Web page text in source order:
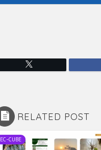
RELATED POST
EC-CUBE